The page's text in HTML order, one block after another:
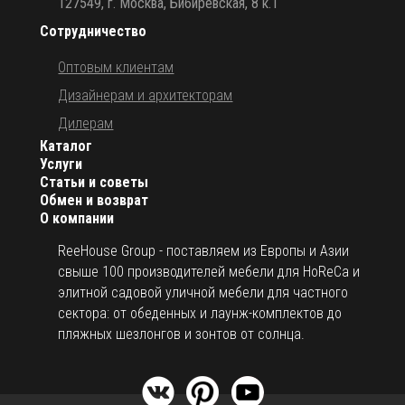
О компании
ReeHouse Group - поставляем из Европы и Азии
свыше 100 производителей мебели для HoReCa и
элитной садовой уличной мебели для частного
сектора: от обеденных и лаунж-комплектов до
пляжных шезлонгов и зонтов от солнца.
Каталог
Услуги
Статьи и советы
Обмен и возврат
Сотрудничество
Оптовым клиентам
Дизайнерам и архитекторам
Дилерам